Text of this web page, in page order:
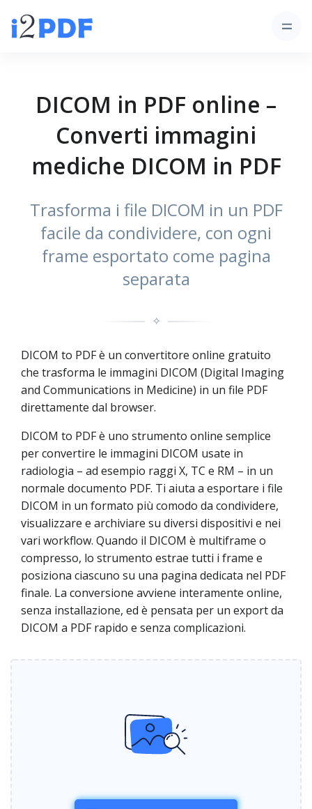
DICOM in PDF online –
Converti immagini
mediche DICOM in PDF
Trasforma i file DICOM in un PDF
facile da condividere, con ogni
frame esportato come pagina
separata
✧
DICOM to PDF è un convertitore online gratuito
che trasforma le immagini DICOM (Digital Imaging
and Communications in Medicine) in un file PDF
direttamente dal browser.
DICOM to PDF è uno strumento online semplice
per convertire le immagini DICOM usate in
radiologia – ad esempio raggi X, TC e RM – in un
normale documento PDF. Ti aiuta a esportare i file
DICOM in un formato più comodo da condividere,
visualizzare e archiviare su diversi dispositivi e nei
vari workflow. Quando il DICOM è multiframe o
compresso, lo strumento estrae tutti i frame e
posiziona ciascuno su una pagina dedicata nel PDF
finale. La conversione avviene interamente online,
senza installazione, ed è pensata per un export da
DICOM a PDF rapido e senza complicazioni.